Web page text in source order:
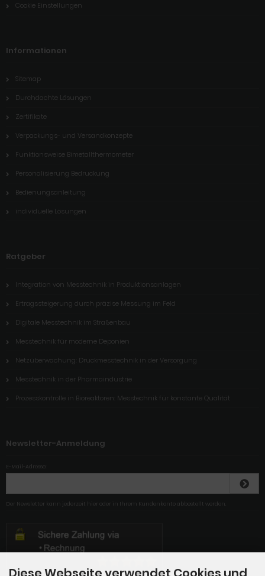
Cookie Einstellungen
Informationen
Sitemap
Durchdachte Lösungen
Zertifikate
Verpackungs- und Versandkonzepte
Funktionsweise Bimetallthermometer
Personalisierung Bedruckung
Bedienungsanleitung
individuelle Lösungen
Ratgeber
Integration von Messtechnik in Produktionsanlagen
Ertragssteigerung durch präzise Messung im Feld
Digitale Messtechnik im Straßenbau
Messtechnik für moderne Deponien
Netzüberwachung: Druckmesstechnik in der Versorgung
Messtechnik in der Pharmaindustrie
Prozesskontrolle in Bioreaktoren: Messtechnik für konstante Qualität
Newsletter-Anmeldung
E-Mail-Adresse:
Der Newsletter kann jederzeit hier oder in Ihrem Kundenkonto abbestellt werden.